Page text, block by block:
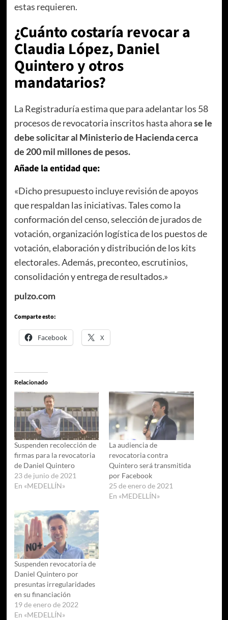
estas requieren.
¿Cuánto costaría revocar a
Claudia López, Daniel
Quintero y otros
mandatarios?
La Registraduría estima que para adelantar los 58
procesos de revocatoria inscritos hasta ahorase le
debe solicitar al Ministerio de Hacienda cerca
de 200 mil millones de pesos.
Añade la entidad que:
«Dicho presupuesto incluye revisión de apoyos
que respaldan las iniciativas. Tales como la
conformación del censo, selección de jurados de
votación, organización logística de los puestos de
votación, elaboración y distribución de los kits
electorales. Además, preconteo, escrutinios,
consolidación y entrega de resultados.»
pulzo.com
Comparte esto:
Facebook X
Relacionado
Suspenden recolección de
firmas para la revocatoria
de Daniel Quintero
23 de junio de 2021
En «MEDELLÍN»
La audiencia de
revocatoria contra
Quintero será transmitida
por Facebook
25 de enero de 2021
En «MEDELLÍN»
Suspenden revocatoria de
Daniel Quintero por
presuntas irregularidades
en su financiación
19 de enero de 2022
En «MEDELLÍN»